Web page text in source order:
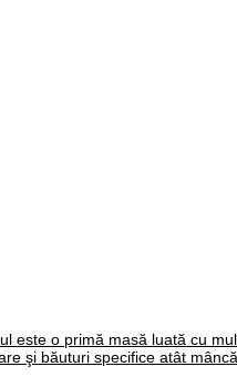
este o primă masă luată cu
şi băuturi specifice atât